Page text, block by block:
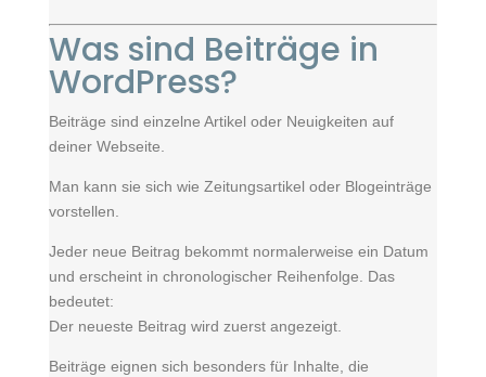
Was sind Beiträge in
WordPress?
Beiträge sind einzelne Artikel oder Neuigkeiten auf
deiner Webseite.
Man kann sie sich wie Zeitungsartikel oder Blogeinträge
vorstellen.
Jeder neue Beitrag bekommt normalerweise ein Datum
und erscheint in chronologischer Reihenfolge. Das
bedeutet:
Der neueste Beitrag wird zuerst angezeigt.
Beiträge eignen sich besonders für Inhalte, die